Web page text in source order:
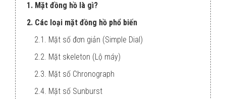
1. Mặt đồng hồ là gì?
2. Các loại mặt đồng hồ phổ biến
2.1. Mặt số đơn giản (Simple Dial)
2.2. Mặt skeleton (Lộ máy)
2.3. Mặt số Chronograph
2.4. Mặt số Sunburst